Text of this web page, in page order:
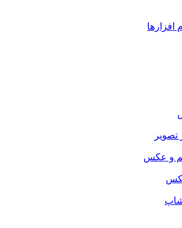
افزارها
تصویر
و عكس